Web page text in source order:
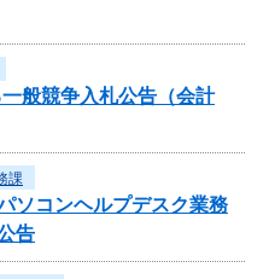
般競争入札公告（会計
課
ソコンヘルプデスク業務
告